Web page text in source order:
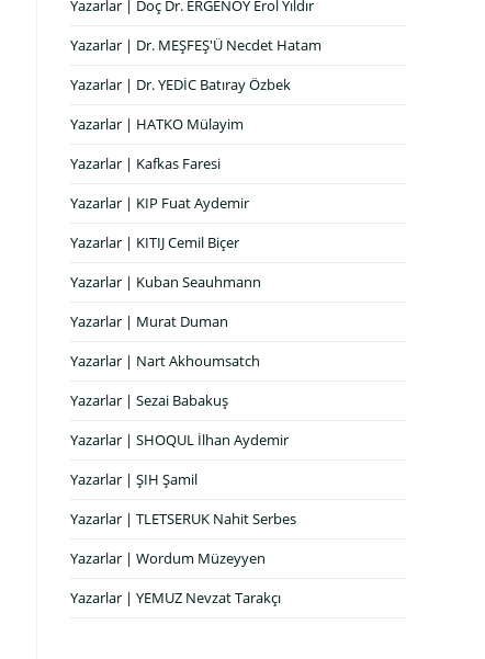
Yazarlar | Doç Dr. ERGENOY Erol Yıldır
Yazarlar | Dr. MEŞFEŞ'Ü Necdet Hatam
Yazarlar | Dr. YEDİC Batıray Özbek
Yazarlar | HATKO Mülayim
Yazarlar | Kafkas Faresi
Yazarlar | KIP Fuat Aydemir
Yazarlar | KITIJ Cemil Biçer
Yazarlar | Kuban Seauhmann
Yazarlar | Murat Duman
Yazarlar | Nart Akhoumsatch
Yazarlar | Sezai Babakuş
Yazarlar | SHOQUL İlhan Aydemir
Yazarlar | ŞIH Şamil
Yazarlar | TLETSERUK Nahit Serbes
Yazarlar | Wordum Müzeyyen
Yazarlar | YEMUZ Nevzat Tarakçı